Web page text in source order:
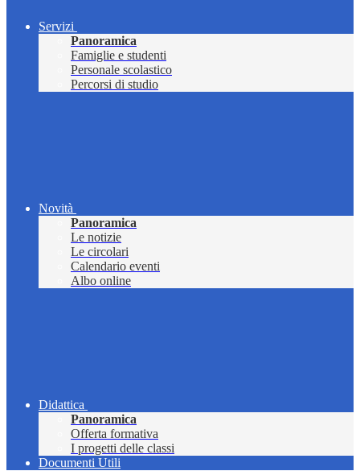
Servizi
Panoramica
Famiglie e studenti
Personale scolastico
Percorsi di studio
Novità
Panoramica
Le notizie
Le circolari
Calendario eventi
Albo online
Didattica
Panoramica
Offerta formativa
I progetti delle classi
Documenti Utili